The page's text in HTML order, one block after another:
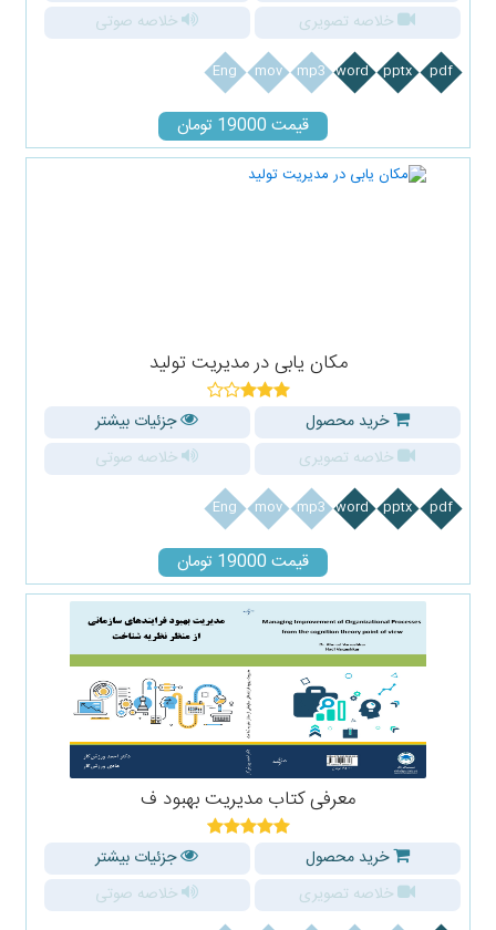
خلاصه تصویری
خلاصه صوتی
pdf
pptx
word
mp3
mov
Eng
قیمت 19000 تومان
مکان یابی در مدیریت تولید
خرید محصول
جزئیات بیشتر
خلاصه تصویری
خلاصه صوتی
pdf
pptx
word
mp3
mov
Eng
قیمت 19000 تومان
معرفی کتاب مدیریت بهبود ف
خرید محصول
جزئیات بیشتر
خلاصه تصویری
خلاصه صوتی